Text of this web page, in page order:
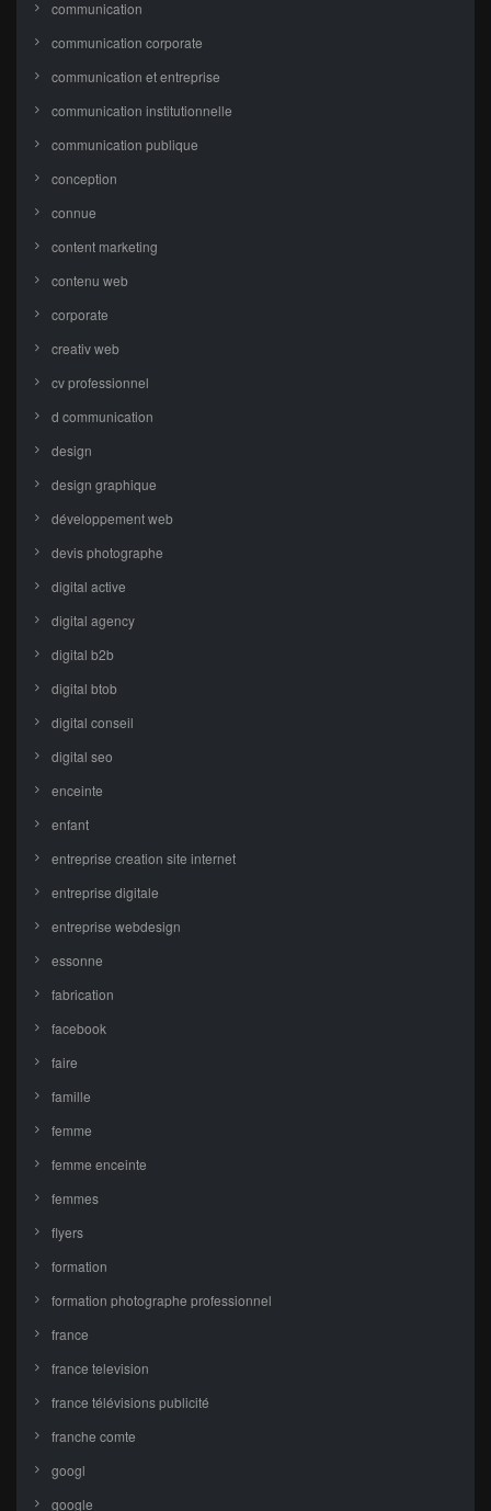
communication
communication corporate
communication et entreprise
communication institutionnelle
communication publique
conception
connue
content marketing
contenu web
corporate
creativ web
cv professionnel
d communication
design
design graphique
développement web
devis photographe
digital active
digital agency
digital b2b
digital btob
digital conseil
digital seo
enceinte
enfant
entreprise creation site internet
entreprise digitale
entreprise webdesign
essonne
fabrication
facebook
faire
famille
femme
femme enceinte
femmes
flyers
formation
formation photographe professionnel
france
france television
france télévisions publicité
franche comte
googl
google